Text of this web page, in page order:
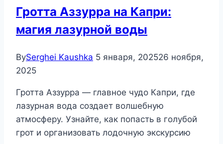
Гротта Аззурра на Капри:
магия лазурной воды
BySerghei Kaushka 5 января, 202526 ноября,
2025
Гротта Аззурра — главное чудо Капри, где
лазурная вода создает волшебную
атмосферу. Узнайте, как попасть в голубой
грот и организовать лодочную экскурсию